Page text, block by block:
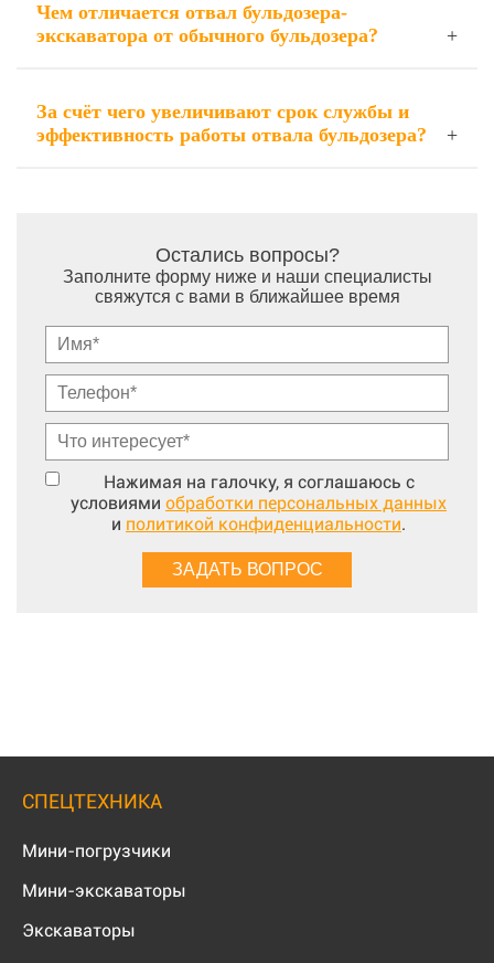
Чем отличается отвал бульдозера-
экскаватора от обычного бульдозера?
За счёт чего увеличивают срок службы и
эффективность работы отвала бульдозера?
Остались вопросы?
Заполните форму ниже и наши специалисты
свяжутся с вами в ближайшее время
Нажимая на галочку, я соглашаюсь с
условиями обработки персональных данных
и политикой конфиденциальности.
СПЕЦТЕХНИКА
Мини-погрузчики
Мини-экскаваторы
Экскаваторы